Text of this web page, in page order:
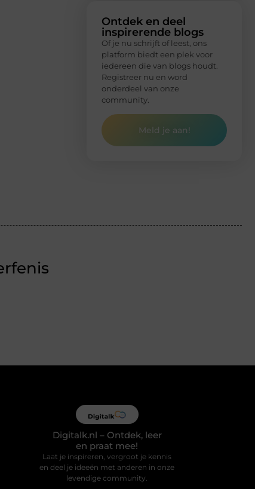
Ontdek en deel
inspirerende blogs
Of je nu schrijft of leest, ons
platform biedt een plek voor
iedereen die van blogs houdt.
Registreer nu en word
onderdeel van onze
community.
Meld je aan!
Digitalk.nl – Ontdek, leer
en praat mee!
Laat je inspireren, vergroot je kennis
en deel je ideeën met anderen in onze
levendige community.